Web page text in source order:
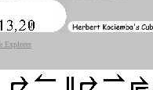
Explorer